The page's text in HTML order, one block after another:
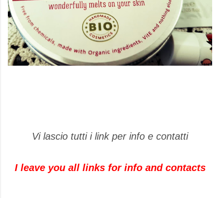
Vi lascio tutti i link per info e contatti
I leave you all links for info and contacts